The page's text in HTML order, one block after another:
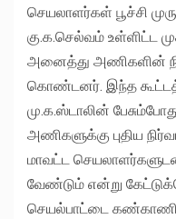
செயலாளர்கள் பூச்சி
கு.க.செல்வம் உள்ளிட்ட
அனைத்து அணிகளின்
கொண்டனர். இந்த
மு.க.ஸ்டாலின்
அணிகளுக்கு புதிய
மாவட்ட செயலாளர்களுடன்
வேண்டும் என்று
செயல்பாட்டை